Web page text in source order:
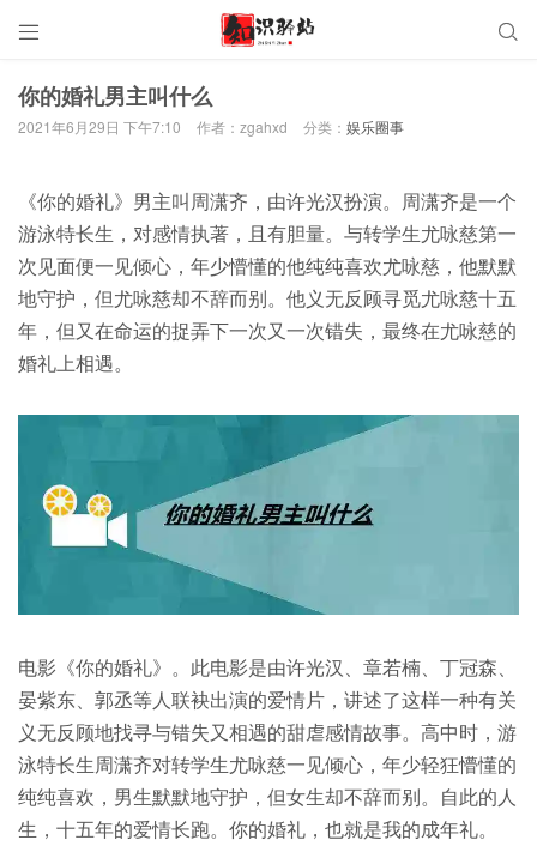
 
你的婚礼男主叫什么
2021年6月29日 下午7:10 作者：zgahxd 分类： 娱乐圈事
《你的婚礼》男主叫周潇齐，由许光汉扮演。周潇齐是一个
游泳特长生，对感情执著，且有胆量。与转学生尤咏慈第一
次见面便一见倾心，年少懵懂的他纯纯喜欢尤咏慈，他默默
地守护，但尤咏慈却不辞而别。他义无反顾寻觅尤咏慈十五
年，但又在命运的捉弄下一次又一次错失，最终在尤咏慈的
婚礼上相遇。
电影《你的婚礼》。此电影是由许光汉、章若楠、丁冠森、
晏紫东、郭丞等人联袂出演的爱情片，讲述了这样一种有关
义无反顾地找寻与错失又相遇的甜虐感情故事。高中时，游
泳特长生周潇齐对转学生尤咏慈一见倾心，年少轻狂懵懂的
纯纯喜欢，男生默默地守护，但女生却不辞而别。自此的人
生，十五年的爱情长跑。你的婚礼，也就是我的成年礼。